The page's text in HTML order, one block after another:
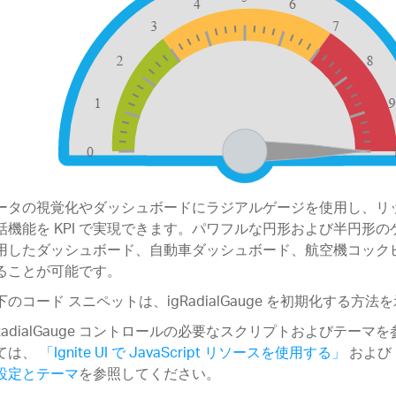
タの視覚化やダッシュボードにラジアルゲージを使用し、リ
機能を KPI で実現できます。パワフルな円形および半円形
したダッシュボード、自動車ダッシュボード、航空機コッ
ことが可能です。
のコード スニペットは、igRadialGauge を初期化する方法を
コントロールの必要なスクリプトおよびテーマ
、 「Ignite UI で JavaScript リソースを使用する」 および
定とテーマを参照してください。